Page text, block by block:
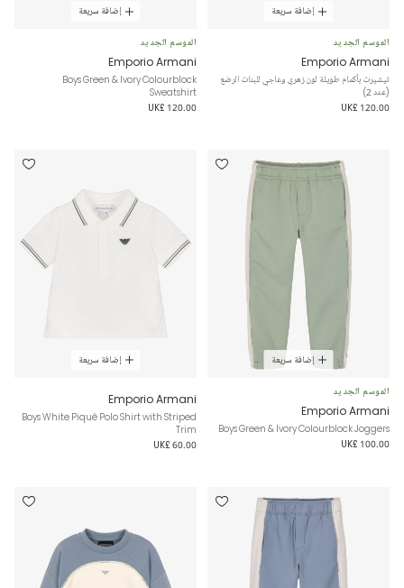
إضافة سريعة
الموسم الجديد
Emporio Armani
تيشيرت بأكمام طويلة لون زهري وعاجي للبنات الرضع
(عدد 2)
UK£ 120.00
إضافة سريعة
الموسم الجديد
Emporio Armani
Boys Green & Ivory Colourblock
Sweatshirt
UK£ 120.00
إضافة سريعة
الموسم الجديد
Emporio Armani
Boys Green & Ivory Colourblock Joggers
UK£ 100.00
إضافة سريعة
Emporio Armani
Boys White Piqué Polo Shirt with Striped
Trim
UK£ 60.00